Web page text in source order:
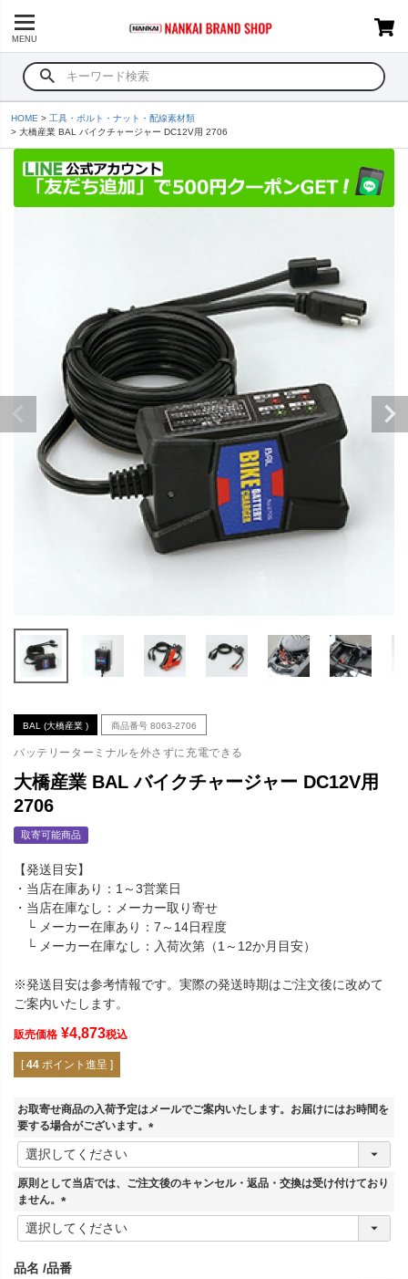
MENU
HOME
工具・ボルト・ナット・配線素材類
大橋産業 BAL バイクチャージャー DC12V用 2706
BAL (大橋産業 ) 商品番号 8063-2706
バッテリーターミナルを外さずに充電できる
大橋産業 BAL バイクチャージャー DC12V用
2706
取寄可能商品
【発送目安】
・当店在庫あり：1～3営業日
・当店在庫なし：メーカー取り寄せ
└ メーカー在庫あり：7～14日程度
└ メーカー在庫なし：入荷次第（1～12か月目安）
※発送目安は参考情報です。実際の発送時期はご注文後に改めて
ご案内いたします。
販売価格 ¥4,873税込
[ 44 ポイント進呈 ]
お取寄せ商品の入荷予定はメールでご案内いたします。お届けにはお時間を
要する場合がございます。
(
須
原則として当店では、ご注文後のキャンセル・返品・交換は受け付けており
ません。
(
必
)
品名 品番